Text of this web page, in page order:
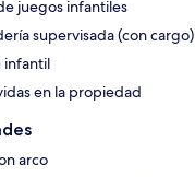
juegos infantiles
supervisada (con cargo)
infantil
en la propiedad
arco